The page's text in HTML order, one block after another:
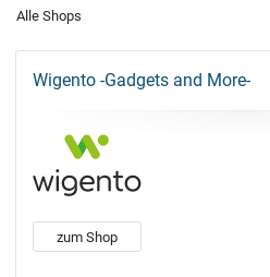
Alle Shops
Wigento -Gadgets and More-
zum Shop